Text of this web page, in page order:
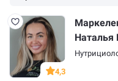
4,3
Наталья